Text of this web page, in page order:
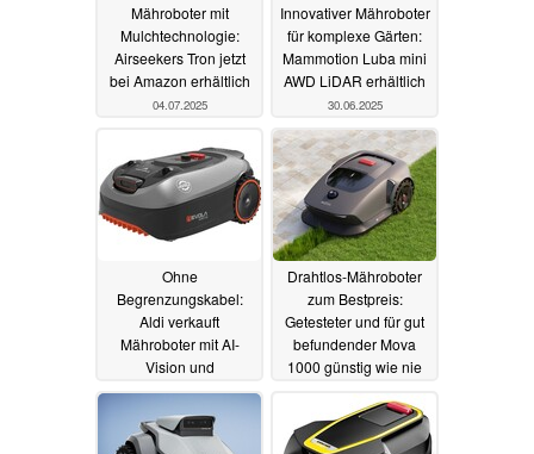
Mähroboter mit
Mulchtechnologie:
Airseekers Tron jetzt
bei Amazon erhältlich
04.07.2025
Innovativer Mähroboter
für komplexe Gärten:
Mammotion Luba mini
AWD LiDAR erhältlich
30.06.2025
Ohne
Begrenzungskabel:
Aldi verkauft
Mähroboter mit AI-
Vision und
Kantenschneidefunktion
27.06.2025
Drahtlos-Mähroboter
zum Bestpreis:
Getesteter und für gut
befundender Mova
1000 günstig wie nie